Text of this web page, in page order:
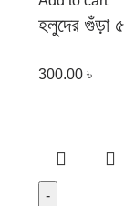
হলুদের
300.00 ৳